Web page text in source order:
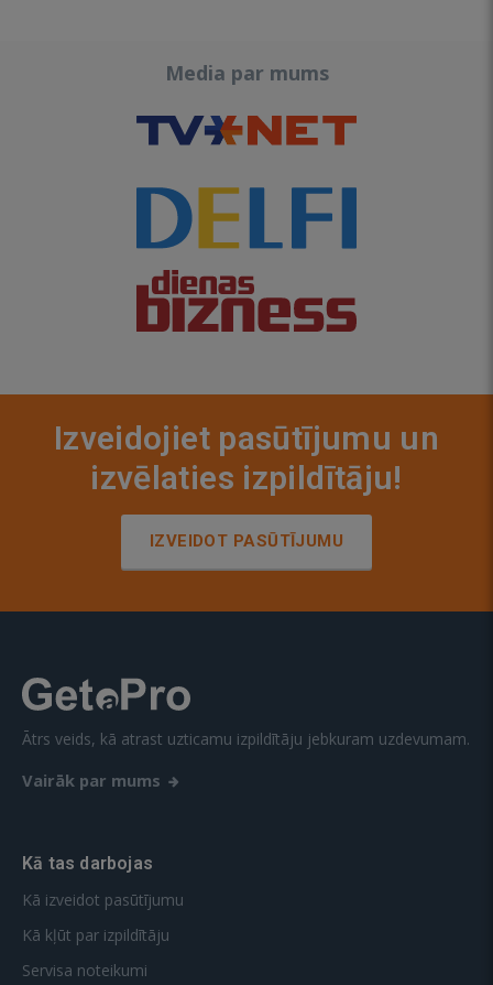
Media par mums
Izveidojiet pasūtījumu un
izvēlaties izpildītāju!
IZVEIDOT PASŪTĪJUMU
Ātrs veids, kā atrast uzticamu izpildītāju jebkuram uzdevumam.
Vairāk par mums
Kā tas darbojas
Kā izveidot pasūtījumu
Kā kļūt par izpildītāju
Servisa noteikumi